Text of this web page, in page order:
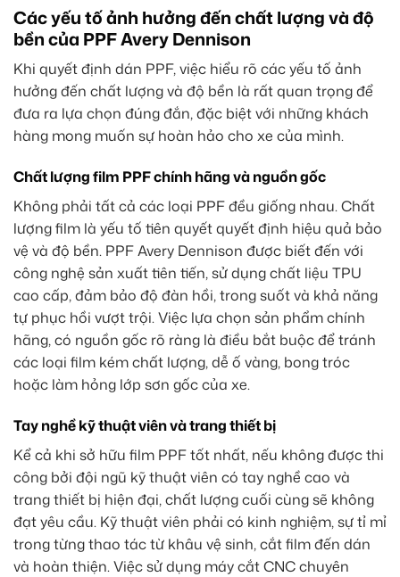
Các yếu tố ảnh hưởng đến chất lượng và độ
bền của PPF Avery Dennison
Khi quyết định dán PPF, việc hiểu rõ các yếu tố ảnh
hưởng đến chất lượng và độ bền là rất quan trọng để
đưa ra lựa chọn đúng đắn, đặc biệt với những khách
hàng mong muốn sự hoàn hảo cho xe của mình.
Chất lượng film PPF chính hãng và nguồn gốc
Không phải tất cả các loại PPF đều giống nhau. Chất
lượng film là yếu tố tiên quyết quyết định hiệu quả bảo
vệ và độ bền. PPF Avery Dennison được biết đến với
công nghệ sản xuất tiên tiến, sử dụng chất liệu TPU
cao cấp, đảm bảo độ đàn hồi, trong suốt và khả năng
tự phục hồi vượt trội. Việc lựa chọn sản phẩm chính
hãng, có nguồn gốc rõ ràng là điều bắt buộc để tránh
các loại film kém chất lượng, dễ ố vàng, bong tróc
hoặc làm hỏng lớp sơn gốc của xe.
Tay nghề kỹ thuật viên và trang thiết bị
Kể cả khi sở hữu film PPF tốt nhất, nếu không được thi
công bởi đội ngũ kỹ thuật viên có tay nghề cao và
trang thiết bị hiện đại, chất lượng cuối cùng sẽ không
đạt yêu cầu. Kỹ thuật viên phải có kinh nghiệm, sự tỉ mỉ
trong từng thao tác từ khâu vệ sinh, cắt film đến dán
và hoàn thiện. Việc sử dụng máy cắt CNC chuyên